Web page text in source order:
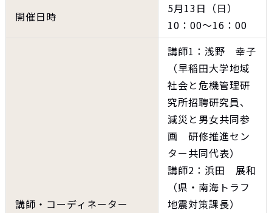
開催日時
5月13日（日）
10：00～16：00
講師・コーディネーター
講師1：浅野 幸子
（早稲田大学地域
社会と危機管理研
究所招聘研究員、
減災と男女共同参
画 研修推進セン
ター共同代表）
講師2：浜田 展和
（県・南海トラフ
地震対策課長）